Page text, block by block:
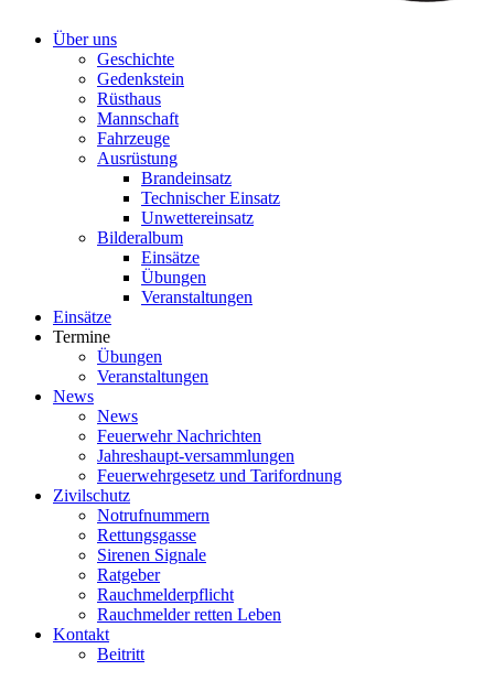
Über uns
Geschichte
Gedenkstein
Rüsthaus
Mannschaft
Fahrzeuge
Ausrüstung
Brandeinsatz
Technischer Einsatz
Unwettereinsatz
Bilderalbum
Einsätze
Übungen
Veranstaltungen
Einsätze
Termine
Übungen
Veranstaltungen
News
News
Feuerwehr Nachrichten
Jahreshaupt-versammlungen
Feuerwehrgesetz und Tarifordnung
Zivilschutz
Notrufnummern
Rettungsgasse
Sirenen Signale
Ratgeber
Rauchmelderpflicht
Rauchmelder retten Leben
Kontakt
Beitritt